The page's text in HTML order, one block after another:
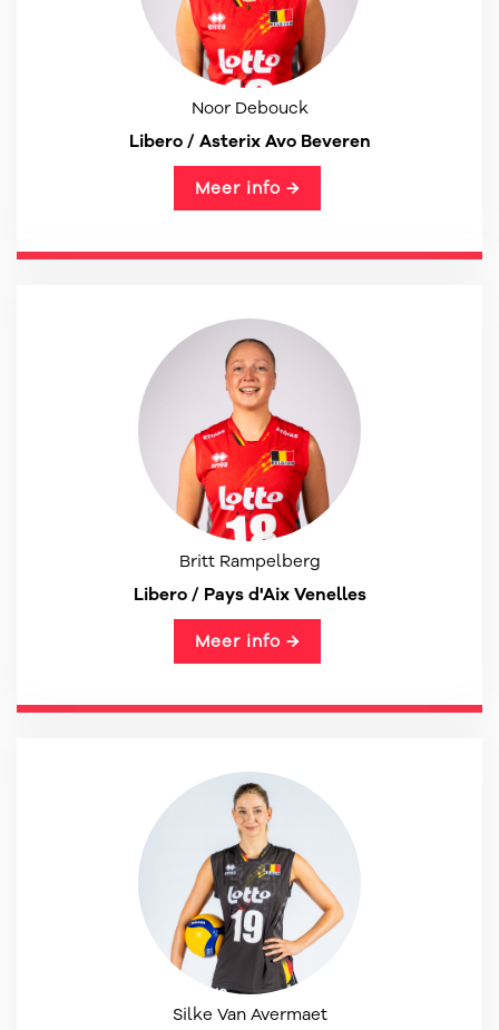
Noor Debouck
Libero / Asterix Avo Beveren
Meer info →
Britt Rampelberg
Libero / Pays d'Aix Venelles
Meer info →
Silke Van Avermaet